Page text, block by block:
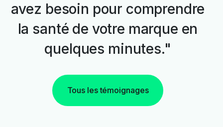
avez besoin pour comprendre
la santé de votre marque en
quelques minutes."
Tous les témoignages